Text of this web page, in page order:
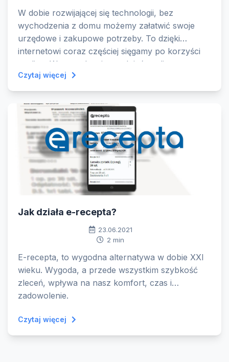
W dobie rozwijającej się technologii, bez
wychodzenia z domu możemy załatwić swoje
urzędowe i zakupowe potrzeby. To dzięki
internetowi coraz częściej sięgamy po korzyści
on-line. Wprowadzenie zwolnień on-line, to
znaczące ułatwienie dla osób chorych, którzy
musieli taki dokument przekazać pracodawcy w
ciągu 7 dni od wystawienia, a stan zdrowia im na
to nie pozwalał.
Czytaj więcej
Jak działa e-recepta?
23.06.2021
2 min
E-recepta, to wygodna alternatywa w dobie XXI
wieku. Wygoda, a przede wszystkim szybkość
zleceń, wpływa na nasz komfort, czas i
zadowolenie.
Czytaj więcej